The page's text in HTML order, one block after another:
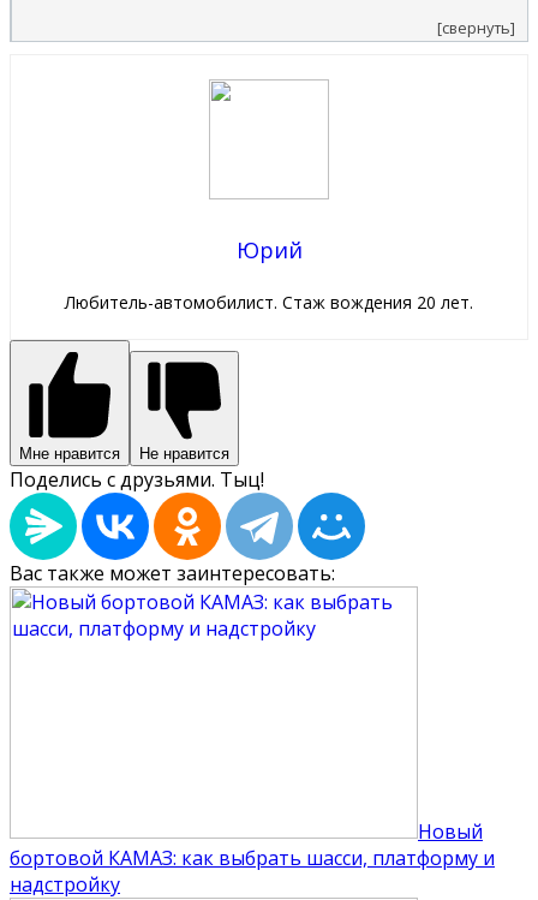
[свернуть]
Юрий
Любитель-автомобилист. Стаж вождения 20 лет.
Мне нравится Не нравится
Поделись с друзьями. Тыц!
Вас также может заинтересовать:
Новый
бортовой КАМАЗ: как выбрать шасси, платформу и
надстройку